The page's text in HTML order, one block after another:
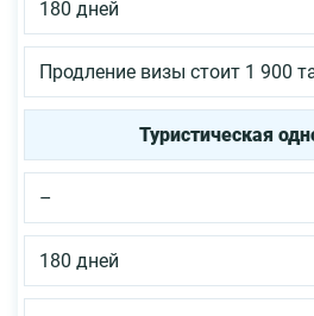
180 дней
Продление визы стоит 1 900
Туристическая
–
180 дней